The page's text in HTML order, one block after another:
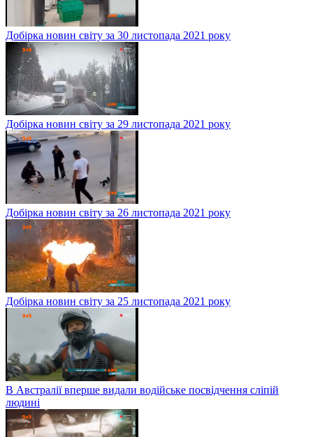
Добірка новин світу за 30 листопада 2021 року
Добірка новин світу за 29 листопада 2021 року
Добірка новин світу за 26 листопада 2021 року
Добірка новин світу за 25 листопада 2021 року
В Австралії вперше видали водійське посвідчення сліпій
людині